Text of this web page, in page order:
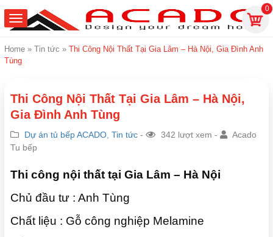
0
Home » Tin tức » Thi Công Nội Thất Tại Gia Lâm – Hà Nội, Gia Đình Anh
Tùng
Thi Công Nội Thất Tại Gia Lâm – Hà Nội,
Gia Đình Anh Tùng
Dự án tủ bếp ACADO Tin tức - 342 lượt xem -
Acado
Tu bếp
Thi công nội thất tại Gia Lâm – Hà Nội
Chủ đầu tư : Anh Tùng
Chất liệu : Gỗ công nghiệp Melamine